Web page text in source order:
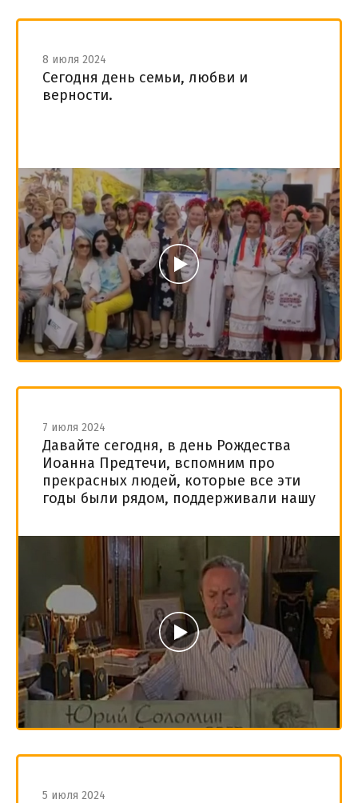
8 июля 2024
Сегодня день семьи, любви и
верности.
7 июля 2024
Давайте сегодня, в день Рождества
Иоанна Предтечи, вспомним про
прекрасных людей, которые все эти
годы были рядом, поддерживали нашу
5 июля 2024